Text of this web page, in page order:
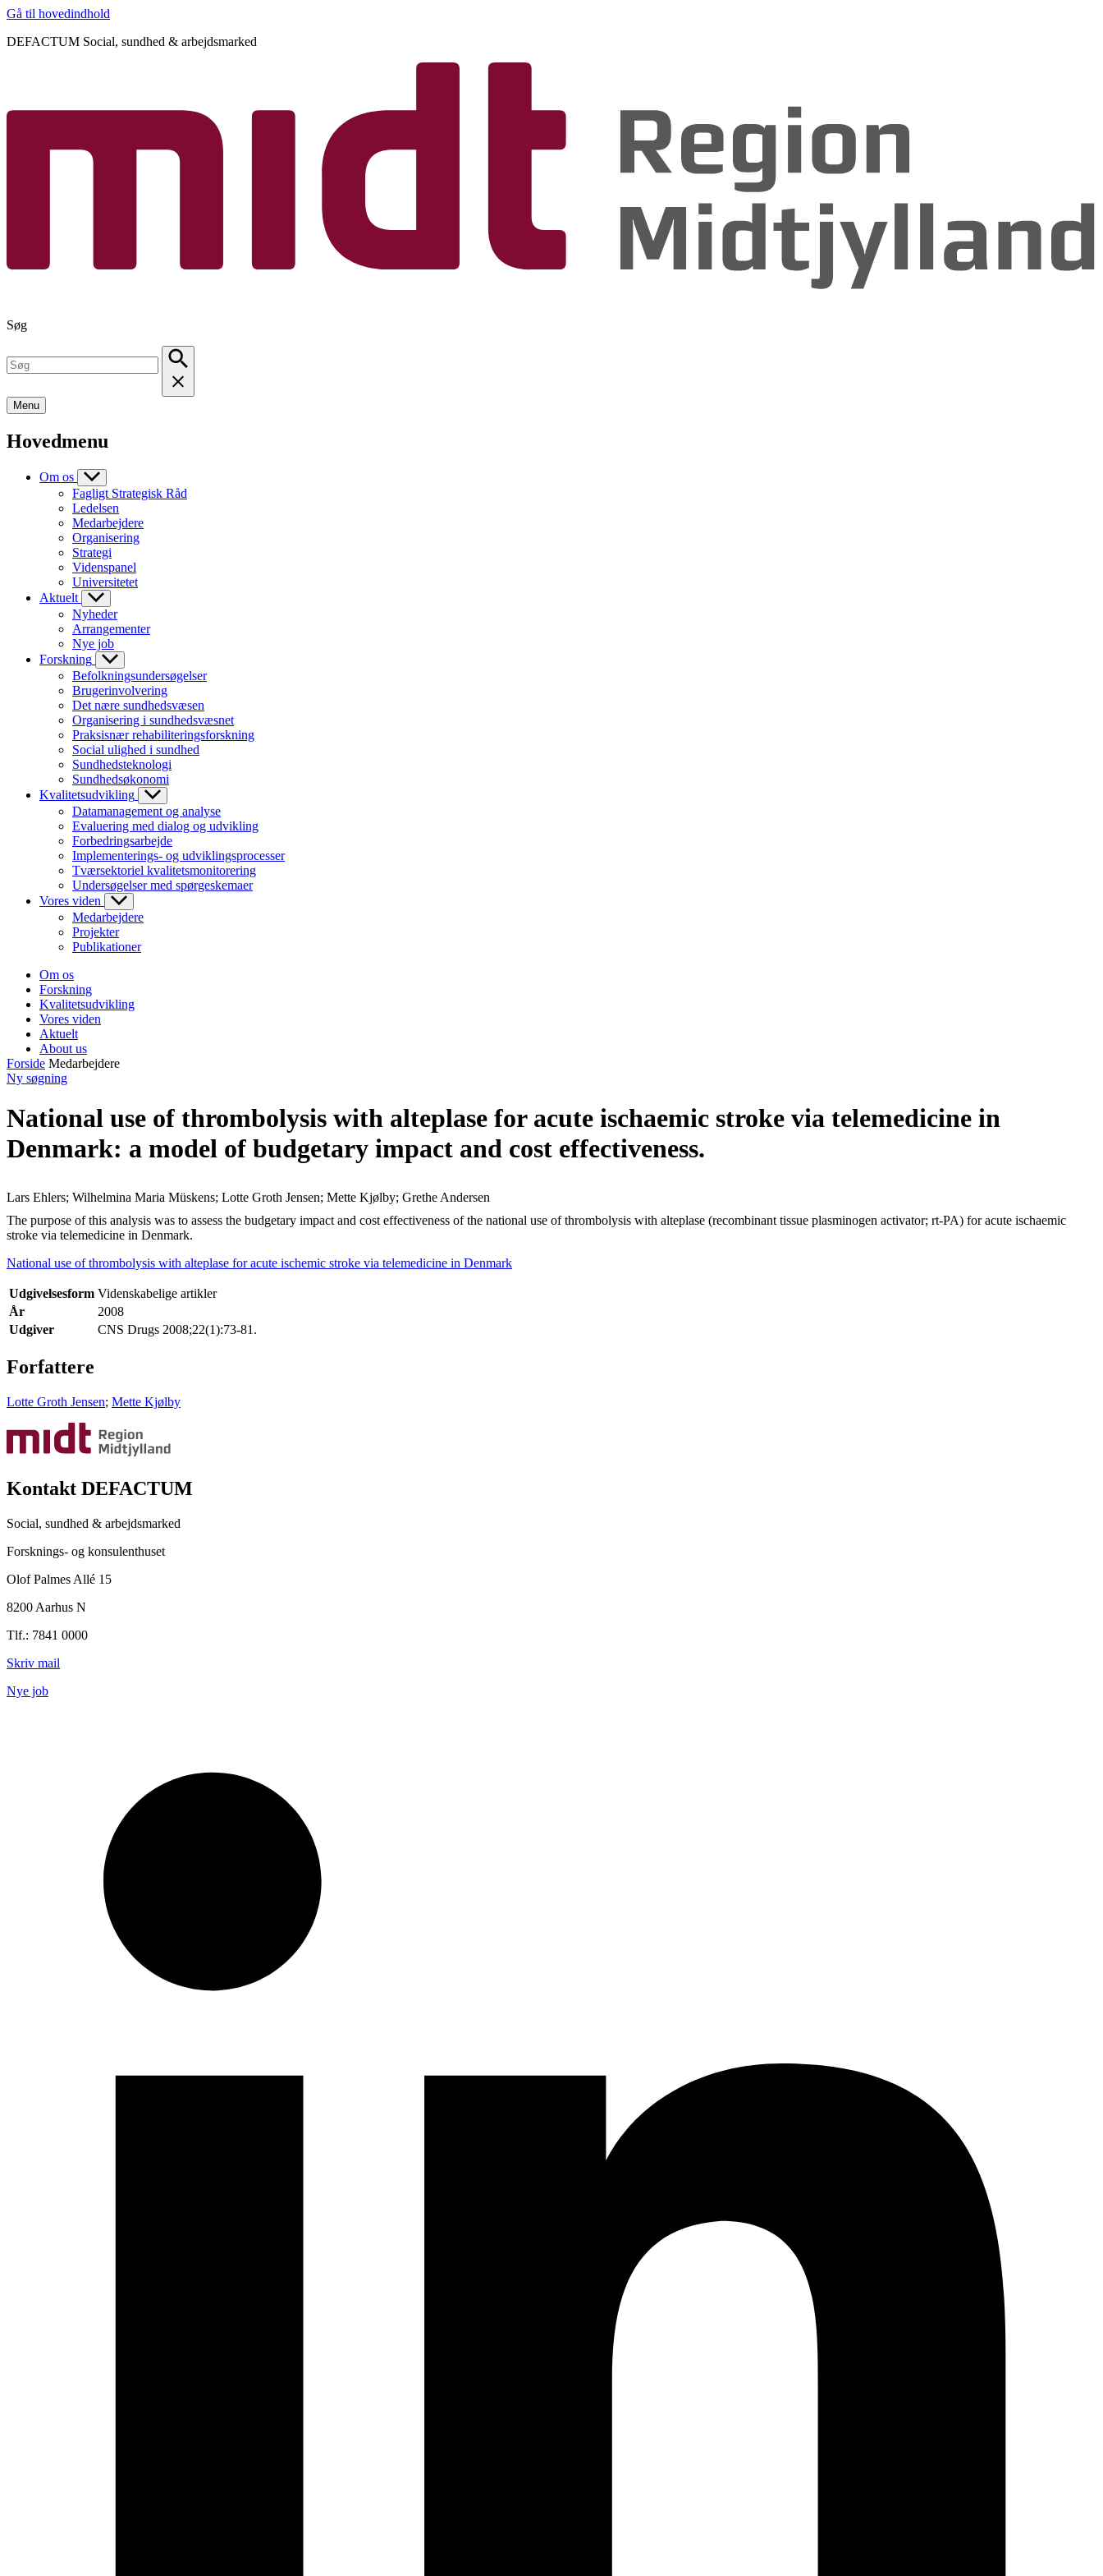
Gå til hovedindhold
DEFACTUM Social, sundhed & arbejdsmarked
Søg
Menu
Hovedmenu
Om os
Fagligt Strategisk Råd
Ledelsen
Medarbejdere
Organisering
Strategi
Videnspanel
Universitetet
Aktuelt
Nyheder
Arrangementer
Nye job
Forskning
Befolkningsundersøgelser
Brugerinvolvering
Det nære sundhedsvæsen
Organisering i sundhedsvæsnet
Praksisnær rehabiliteringsforskning
Social ulighed i sundhed
Sundhedsteknologi
Sundhedsøkonomi
Kvalitetsudvikling
Datamanagement og analyse
Evaluering med dialog og udvikling
Forbedringsarbejde
Implementerings- og udviklingsprocesser
Tværsektoriel kvalitetsmonitorering
Undersøgelser med spørgeskemaer
Vores viden
Medarbejdere
Projekter
Publikationer
Om os
Forskning
Kvalitetsudvikling
Vores viden
Aktuelt
About us
Forside Medarbejdere
Ny søgning
National use of thrombolysis with alteplase for acute ischaemic stroke via telemedicine in
Denmark: a model of budgetary impact and cost effectiveness.
Lars Ehlers; Wilhelmina Maria Müskens; Lotte Groth Jensen; Mette Kjølby; Grethe Andersen
The purpose of this analysis was to assess the budgetary impact and cost effectiveness of the national use of thrombolysis with alteplase (recombinant tissue plasminogen activator; rt-PA) for acute ischaemic
stroke via telemedicine in Denmark.
National use of thrombolysis with alteplase for acute ischemic stroke via telemedicine in Denmark
Udgivelsesform Videnskabelige artikler
År
2008
Udgiver
CNS Drugs 2008;22(1):73-81.
Forfattere
Lotte Groth Jensen; Mette Kjølby
Kontakt DEFACTUM
Social, sundhed & arbejdsmarked
Forsknings- og konsulenthuset
Olof Palmes Allé 15
8200 Aarhus N
Tlf.: 7841 0000
Skriv mail
Nye job